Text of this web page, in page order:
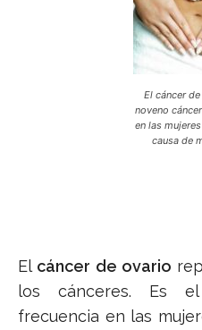
El cáncer
noveno
en las
causa de
El cáncer de ovario
los cánceres. Es
frecuencia en las